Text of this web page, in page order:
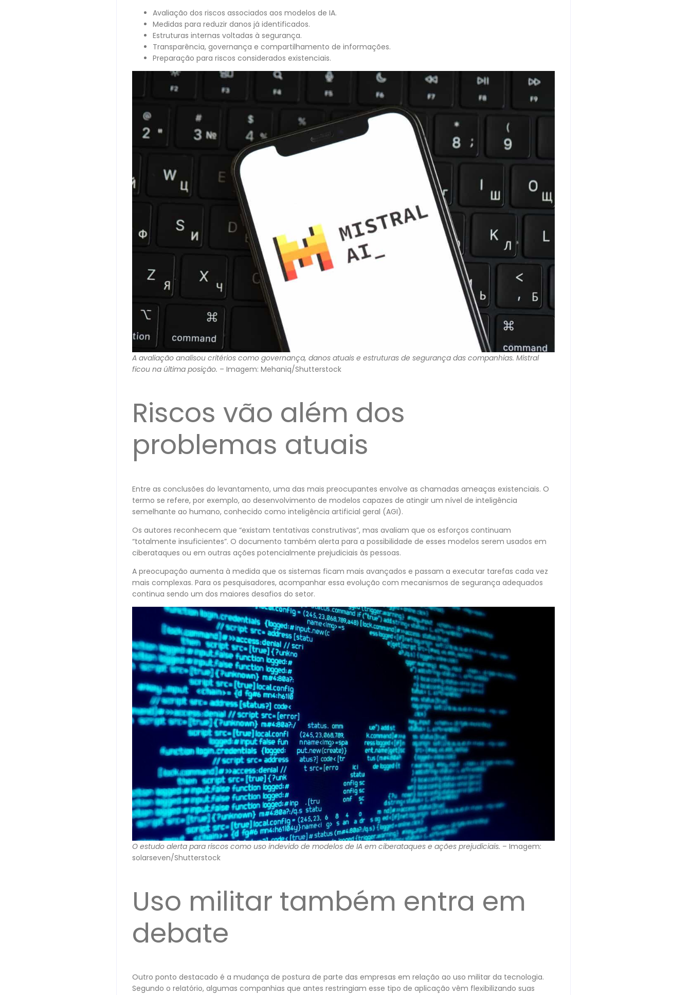
Avaliação dos riscos associados aos modelos de IA.
Medidas para reduzir danos já identificados.
Estruturas internas voltadas à segurança.
Transparência, governança e compartilhamento de informações.
Preparação para riscos considerados existenciais.
A avaliação analisou critérios como governança, danos atuais e estruturas de segurança das companhias. Mistral
ficou na última posição. – Imagem: Mehaniq/Shutterstock
Riscos vão além dos
problemas atuais
Entre as conclusões do levantamento, uma das mais preocupantes envolve as chamadas ameaças existenciais. O
termo se refere, por exemplo, ao desenvolvimento de modelos capazes de atingir um nível de inteligência
semelhante ao humano, conhecido como inteligência artificial geral (AGI).
Os autores reconhecem que “existam tentativas construtivas”, mas avaliam que os esforços continuam
“totalmente insuficientes”. O documento também alerta para a possibilidade de esses modelos serem usados em
ciberataques ou em outras ações potencialmente prejudiciais às pessoas.
A preocupação aumenta à medida que os sistemas ficam mais avançados e passam a executar tarefas cada vez
mais complexas. Para os pesquisadores, acompanhar essa evolução com mecanismos de segurança adequados
continua sendo um dos maiores desafios do setor.
O estudo alerta para riscos como uso indevido de modelos de IA em ciberataques e ações prejudiciais. – Imagem:
solarseven/Shutterstock
Uso militar também entra em
debate
Outro ponto destacado é a mudança de postura de parte das empresas em relação ao uso militar da tecnologia.
Segundo o relatório, algumas companhias que antes restringiam esse tipo de aplicação vêm flexibilizando suas